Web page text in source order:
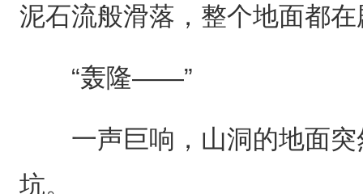
泥石流般滑落，整个地面都
“轰隆——”
一声巨响，山洞的地面突
坑。